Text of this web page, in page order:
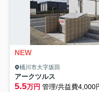
NEW
桶川市大字坂田
アークツルス
5.5万円 管理/共益費4,000